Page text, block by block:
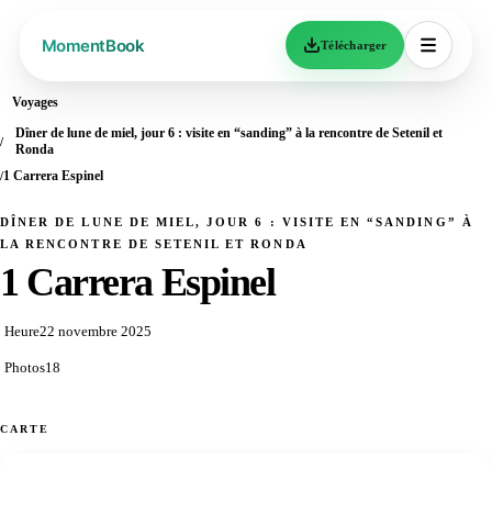
Télécharger
Voyages
Dîner de lune de miel, jour 6 : visite en “sanding” à la rencontre de Setenil et
Ronda
1 Carrera Espinel
DÎNER DE LUNE DE MIEL, JOUR 6 : VISITE EN “SANDING” À
LA RENCONTRE DE SETENIL ET RONDA
1 Carrera Espinel
Heure22 novembre 2025
Photos18
CARTE